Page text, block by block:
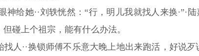
神给她··刘轶恍然：“行，明儿我就找人来换·”·
碰上个祖宗，能有什么办法。
人··换锁师傅不乐意大晚上地出来跑活，好说